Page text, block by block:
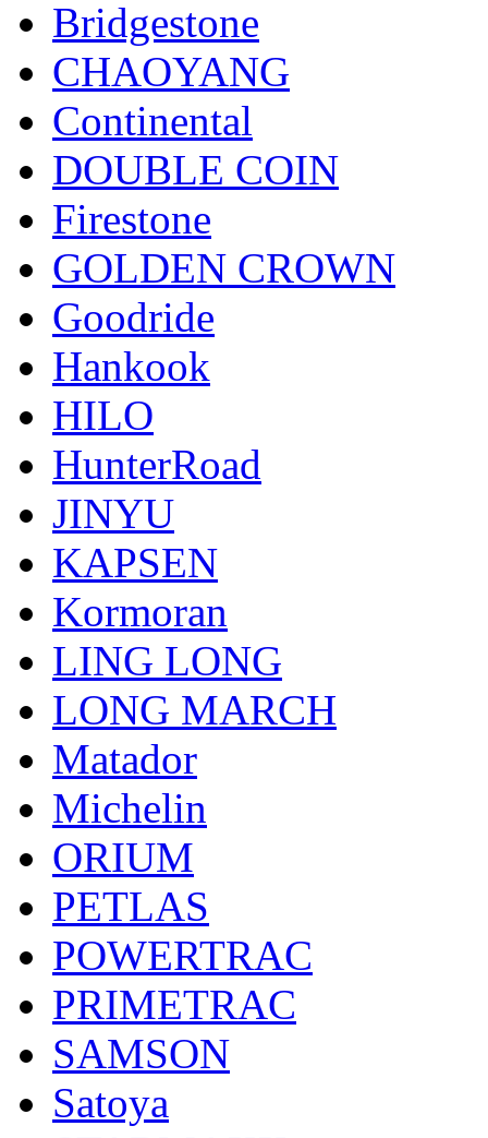
Bridgestone
CHAOYANG
Continental
DOUBLE COIN
Firestone
GOLDEN CROWN
Goodride
Hankook
HILO
HunterRoad
JINYU
KAPSEN
Kormoran
LING LONG
LONG MARCH
Matador
Michelin
ORIUM
PETLAS
POWERTRAC
PRIMETRAC
SAMSON
Satoya